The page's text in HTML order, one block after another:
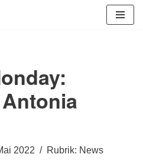
2022 Rubrik: News